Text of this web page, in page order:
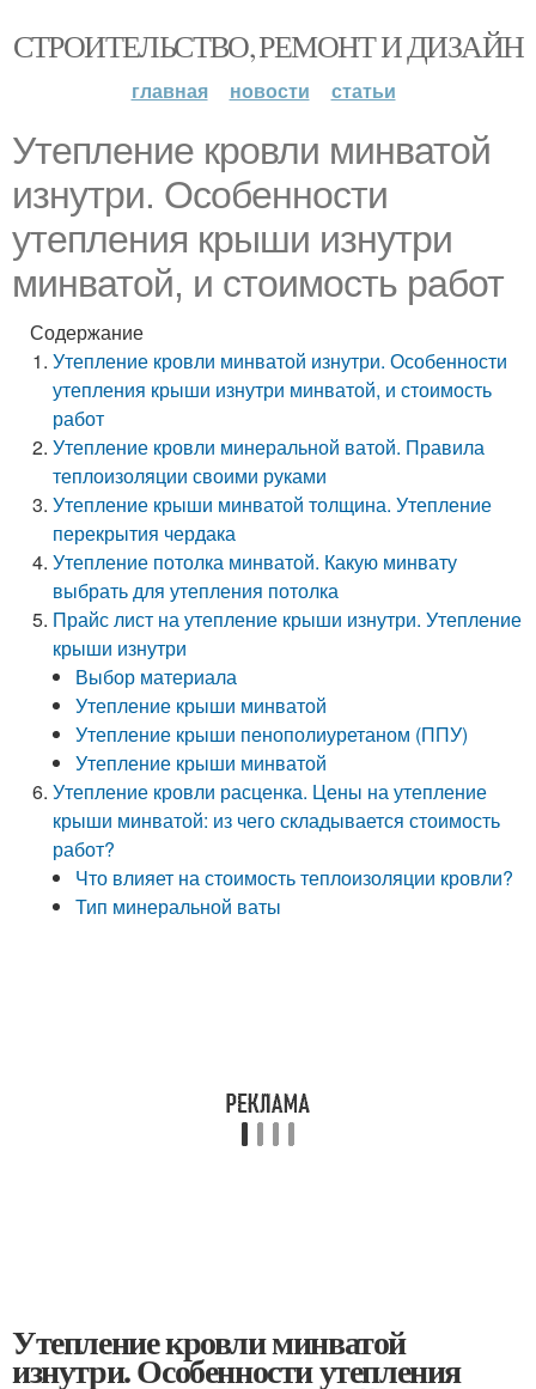
СТРОИТЕЛЬСТВО, РЕМОНТ И ДИЗАЙН
главная новости статьи
Утепление кровли минватой
изнутри. Особенности
утепления крыши изнутри
минватой, и стоимость работ
Содержание
Утепление кровли минватой изнутри. Особенности
утепления крыши изнутри минватой, и стоимость
работ
Утепление кровли минеральной ватой. Правила
теплоизоляции своими руками
Утепление крыши минватой толщина. Утепление
перекрытия чердака
Утепление потолка минватой. Какую минвату
выбрать для утепления потолка
Прайс лист на утепление крыши изнутри. Утепление
крыши изнутри
Выбор материала
Утепление крыши минватой
Утепление крыши пенополиуретаном (ППУ)
Утепление крыши минватой
Утепление кровли расценка. Цены на утепление
крыши минватой: из чего складывается стоимость
работ?
Что влияет на стоимость теплоизоляции кровли?
Тип минеральной ваты
Утепление кровли минватой
изнутри. Особенности утепления